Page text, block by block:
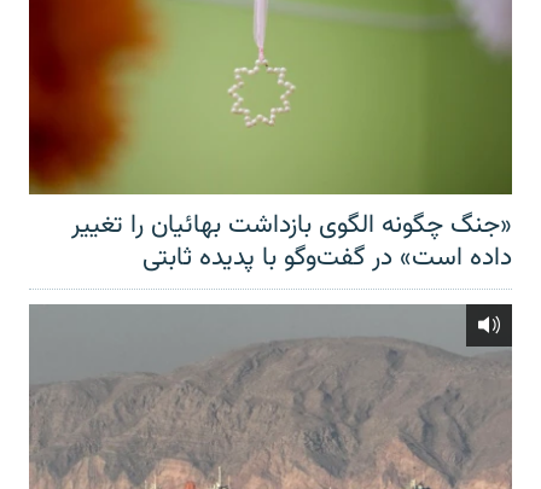
«جنگ چگونه الگوی بازداشت بهائیان را تغییر
داده است» در گفت‌وگو با پدیده ثابتی